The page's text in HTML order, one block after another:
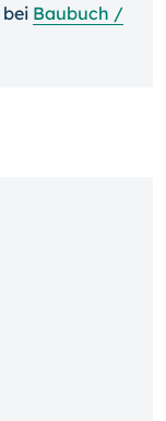
bei Baubuch /